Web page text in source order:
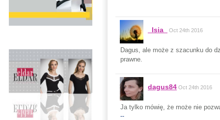
_Isia_ Oct 24th 2016
Dagus, ale może z szacunku do
prawne.
dagus84 Oct 24th 2016
Ja tylko mówię, że może nie
--